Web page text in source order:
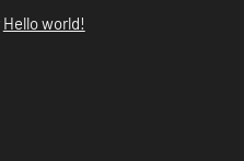
Hello world!